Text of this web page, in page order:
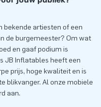
bekende artiesten of een
de burgemeester? Om wat
en gaaf podium is
JB Inflatables heeft een
prijs, hoge kwaliteit en is
blikvanger. Al onze mobiele
aan.